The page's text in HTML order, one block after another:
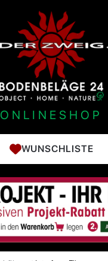
ONLINESHOP
WUNSCHLISTE